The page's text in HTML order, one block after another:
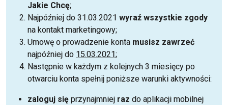
Jakie Chcę;
Najpóźniej do 31.03.2021 wyraź wszystkie zgody
na kontakt marketingowy;
Umowę o prowadzenie konta musisz zawrzeć
najpóźniej do 15.03.2021;
Następnie w każdym z kolejnych 3 miesięcy po
otwarciu konta spełnij poniższe warunki aktywności:
zaloguj się przynajmniej raz do aplikacji mobilnej